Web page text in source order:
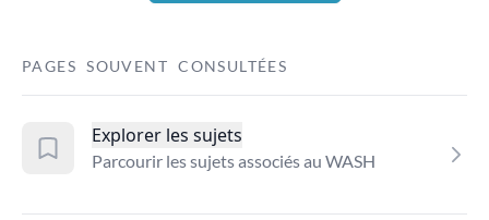
PAGES SOUVENT CONSULTÉES
Explorer les sujets
Parcourir les sujets associés au WASH